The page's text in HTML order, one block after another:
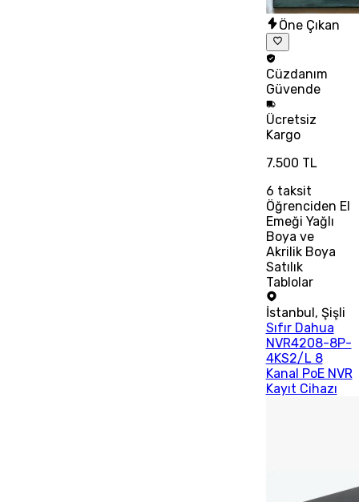
Öne Çıkan
Cüzdanım
Güvende
Ücretsiz
Kargo
7.500 TL
6 taksit
Öğrenciden El
Emeği Yağlı
Boya ve
Akrilik Boya
Satılık
Tablolar
İstanbul, Şişli
Sıfır Dahua
NVR4208-8P-
4KS2/L 8
Kanal PoE NVR
Kayıt Cihazı